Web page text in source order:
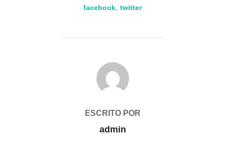
facebook, twitter
AUTOR DE LA PUBLICACIÓN
ESCRITO POR
admin